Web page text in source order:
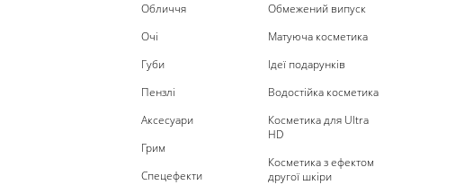
Обличчя
Очі
Губи
Пензлі
Аксесуари
Грим
Спецефекти
Обмежений випуск
Матуюча косметика
Ідеї подарунків
Водостійка косметика
Косметика для Ultra
HD
Косметика з ефектом
другої шкіри